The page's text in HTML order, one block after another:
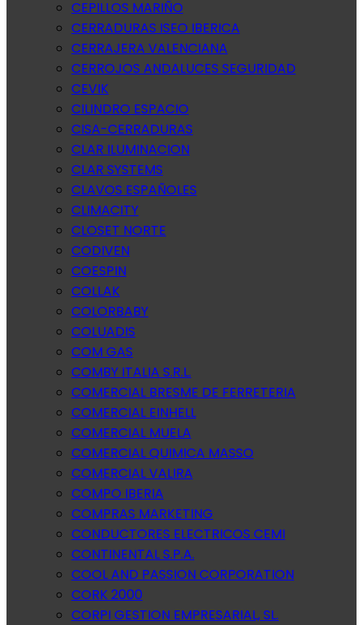
CEPILLOS MARIÑO
CERRADURAS ISEO IBERICA
CERRAJERA VALENCIANA
CERROJOS ANDALUCES SEGURIDAD
CEVIK
CILINDRO ESPACIO
CISA-CERRADURAS
CLAR ILUMINACION
CLAR SYSTEMS
CLAVOS ESPAÑOLES
CLIMACITY
CLOSET NORTE
CODIVEN
COESPIN
COLLAK
COLORBABY
COLUADIS
COM GAS
COMBY ITALIA S.R.L.
COMERCIAL BRESME DE FERRETERIA
COMERCIAL EINHELL
COMERCIAL MUELA
COMERCIAL QUIMICA MASSO
COMERCIAL VALIRA
COMPO IBERIA
COMPRAS MARKETING
CONDUCTORES ELECTRICOS CEMI
CONTINENTAL S.P.A.
COOL AND PASSION CORPORATION
CORK 2000
CORPI GESTION EMPRESARIAL, SL.